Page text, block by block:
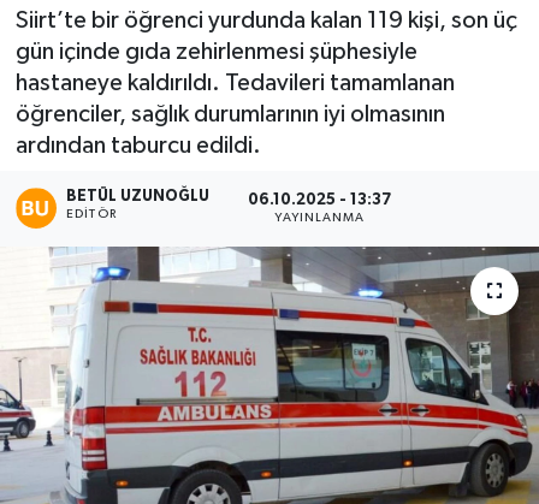
Siirt’te bir öğrenci yurdunda kalan 119 kişi, son üç
gün içinde gıda zehirlenmesi şüphesiyle
hastaneye kaldırıldı. Tedavileri tamamlanan
öğrenciler, sağlık durumlarının iyi olmasının
ardından taburcu edildi.
BETÜL UZUNOĞLU
EDITÖR
06.10.2025 - 13:37
YAYINLANMA
Kültür - Sanat
Yaşam
Haber Arşivi